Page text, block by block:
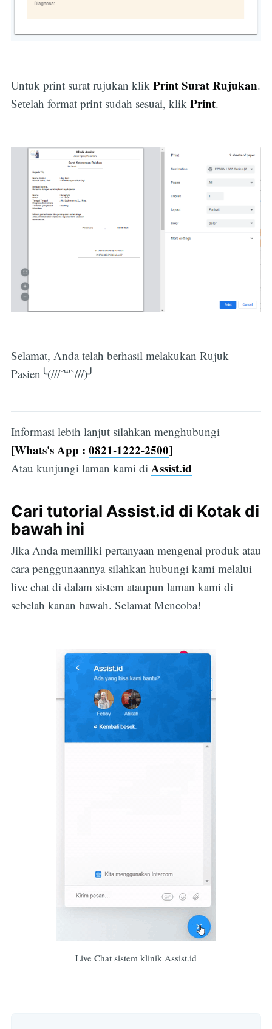
Untuk print surat rujukan klik Print Surat Rujukan.
Setelah format print sudah sesuai, klik Print.
Selamat, Anda telah berhasil melakukan Rujuk
Pasien╰(///´꒳`///)╯
Informasi lebih lanjut silahkan menghubungi
[Whats's App : 0821-1222-2500]
Atau kunjungi laman kami di Assist.id
Cari tutorial Assist.id di Kotak di
bawah ini
Jika Anda memiliki pertanyaan mengenai produk atau
cara penggunaannya silahkan hubungi kami melalui
live chat di dalam sistem ataupun laman kami di
sebelah kanan bawah. Selamat Mencoba!
Live Chat sistem klinik Assist.id